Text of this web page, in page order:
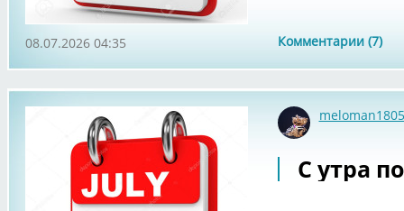
Комментарии (7)
08.07.2026 04:35
meloman1805
С утра